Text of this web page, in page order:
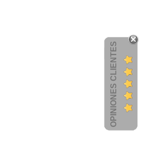
OPINIONES CLIENTES